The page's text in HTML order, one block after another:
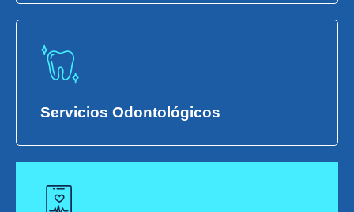
Servicios Odontológicos